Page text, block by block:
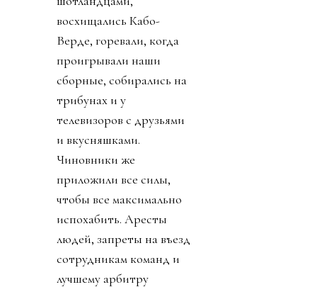
восхищались Кабо-
Верде, горевали, когда
проигрывали наши
сборные, собирались на
трибунах и у
телевизоров с друзьями
и вкусняшками.
Чиновники же
приложили все силы,
чтобы все максимально
испохабить. Аресты
людей, запреты на въезд
сотрудникам команд и
лучшему арбитру